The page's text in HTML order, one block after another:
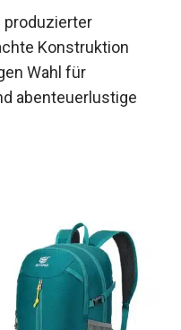
Konstruktion
Wahl für
abenteuerlustige